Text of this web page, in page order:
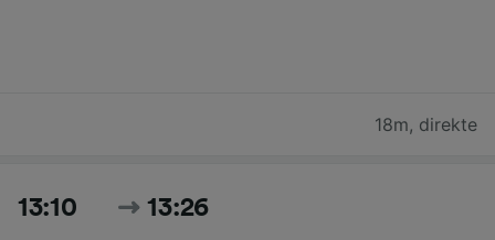
18m, direkte
13:10 13:26